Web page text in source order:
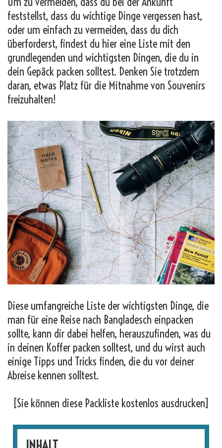
feststellst, dass du wichtige Dinge vergessen hast,
oder um einfach zu vermeiden, dass du dich
überforderst, findest du hier eine Liste mit den
grundlegenden und wichtigsten Dingen, die du in
dein Gepäck packen solltest. Denken Sie trotzdem
daran, etwas Platz für die Mitnahme von Souvenirs
freizuhalten!
Diese umfangreiche Liste der wichtigsten Dinge, die
man für eine Reise nach Bangladesch einpacken
sollte, kann dir dabei helfen, herauszufinden, was du
in deinen Koffer packen solltest, und du wirst auch
einige Tipps und Tricks finden, die du vor deiner
Abreise kennen solltest.
[Sie können diese Packliste kostenlos ausdrucken]